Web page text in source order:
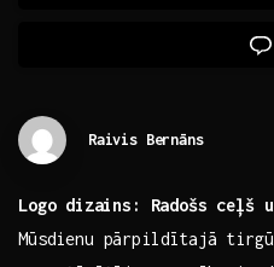
Raivis Bernāns
Logo⁣ dizains: Radošs
Mūsdienu pārpildītajā